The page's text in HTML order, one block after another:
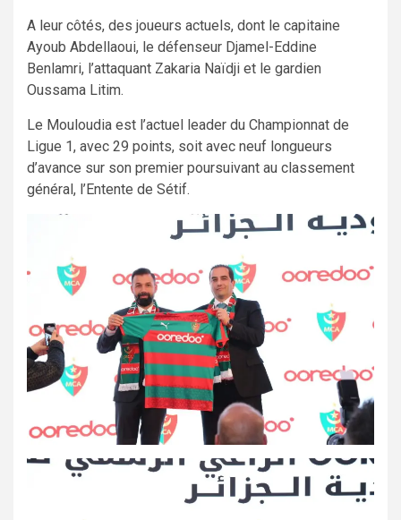
A leur côtés, des joueurs actuels, dont le capitaine
Ayoub Abdellaoui, le défenseur Djamel-Eddine
Benlamri, l’attaquant Zakaria Naïdji et le gardien
Oussama Litim.
Le Mouloudia est l’actuel leader du Championnat de
Ligue 1, avec 29 points, soit avec neuf longueurs
d’avance sur son premier poursuivant au classement
général, l’Entente de Sétif.